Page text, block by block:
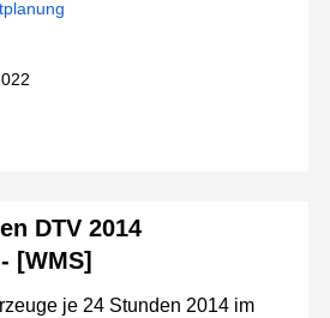
DTV 2014
[WMS]
je 24 Stunden 2014 im